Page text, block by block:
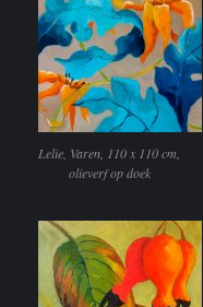
Lelie, Varen, 110 x 110 cm,
olieverf op doek